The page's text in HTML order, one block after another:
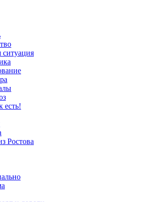
ситуация
есть!
Ростова